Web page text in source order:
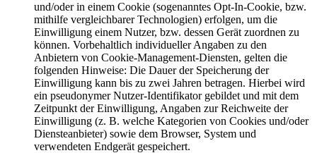
und/oder in einem Cookie (sogenanntes Opt-In-Cookie, bzw.
mithilfe vergleichbarer Technologien) erfolgen, um die
Einwilligung einem Nutzer, bzw. dessen Gerät zuordnen zu
können. Vorbehaltlich individueller Angaben zu den
Anbietern von Cookie-Management-Diensten, gelten die
folgenden Hinweise: Die Dauer der Speicherung der
Einwilligung kann bis zu zwei Jahren betragen. Hierbei wird
ein pseudonymer Nutzer-Identifikator gebildet und mit dem
Zeitpunkt der Einwilligung, Angaben zur Reichweite der
Einwilligung (z. B. welche Kategorien von Cookies und/oder
Diensteanbieter) sowie dem Browser, System und
verwendeten Endgerät gespeichert.